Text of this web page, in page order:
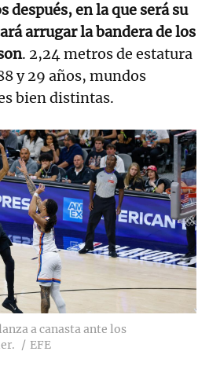
después, en la que será su
arrugar la bandera de los
. 2,24 metros de estatura
y 29 años, mundos
bien distintas.
a canasta ante los
EFE